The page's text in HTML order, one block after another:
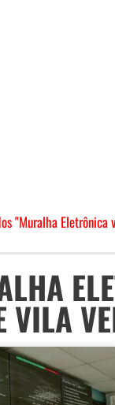
"Muralha
VILA